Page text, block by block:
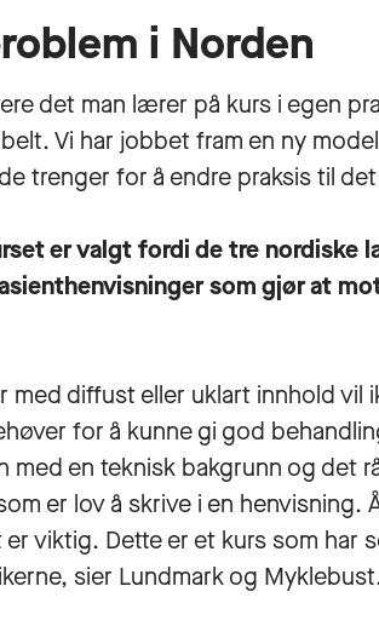
i Norden
det man lærer på kurs i egen
Vi har jobbet fram en ny
trenger for å endre praksis til
er valgt fordi de tre nordiske
som gjør at
med diffust eller uklart innhold
for å kunne gi god
med en teknisk bakgrunn og det
er lov å skrive i en henvisning.
er viktig. Dette er et kurs som har
sier Lundmark og